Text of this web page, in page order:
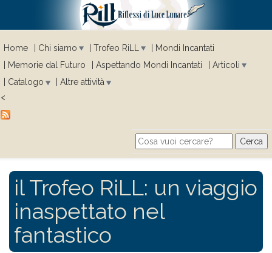
Home Chi siamo Trofeo RiLL
Mondi Incantati
Memorie dal Futuro
Aspettando Mondi Incantati
Articoli
Catalogo
Altre attività
<
Search form
Cerca
il Trofeo RiLL: un viaggio
inaspettato nel
fantastico